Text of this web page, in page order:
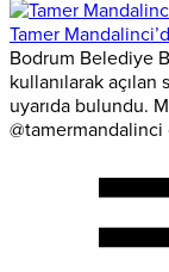
Tamer
Bodrum Belediye
kullanılarak açılan
uyarıda bulundu.
@tamermandalinci